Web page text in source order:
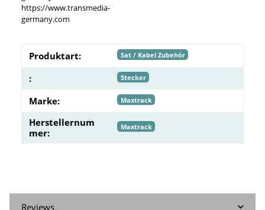
https://www.transmedia-
germany.com
Produktart: Sat / Kabel Zubehör
: Stecker
Marke: Maxtrack
Herstellernum
mer:
Maxtrack
Reviews